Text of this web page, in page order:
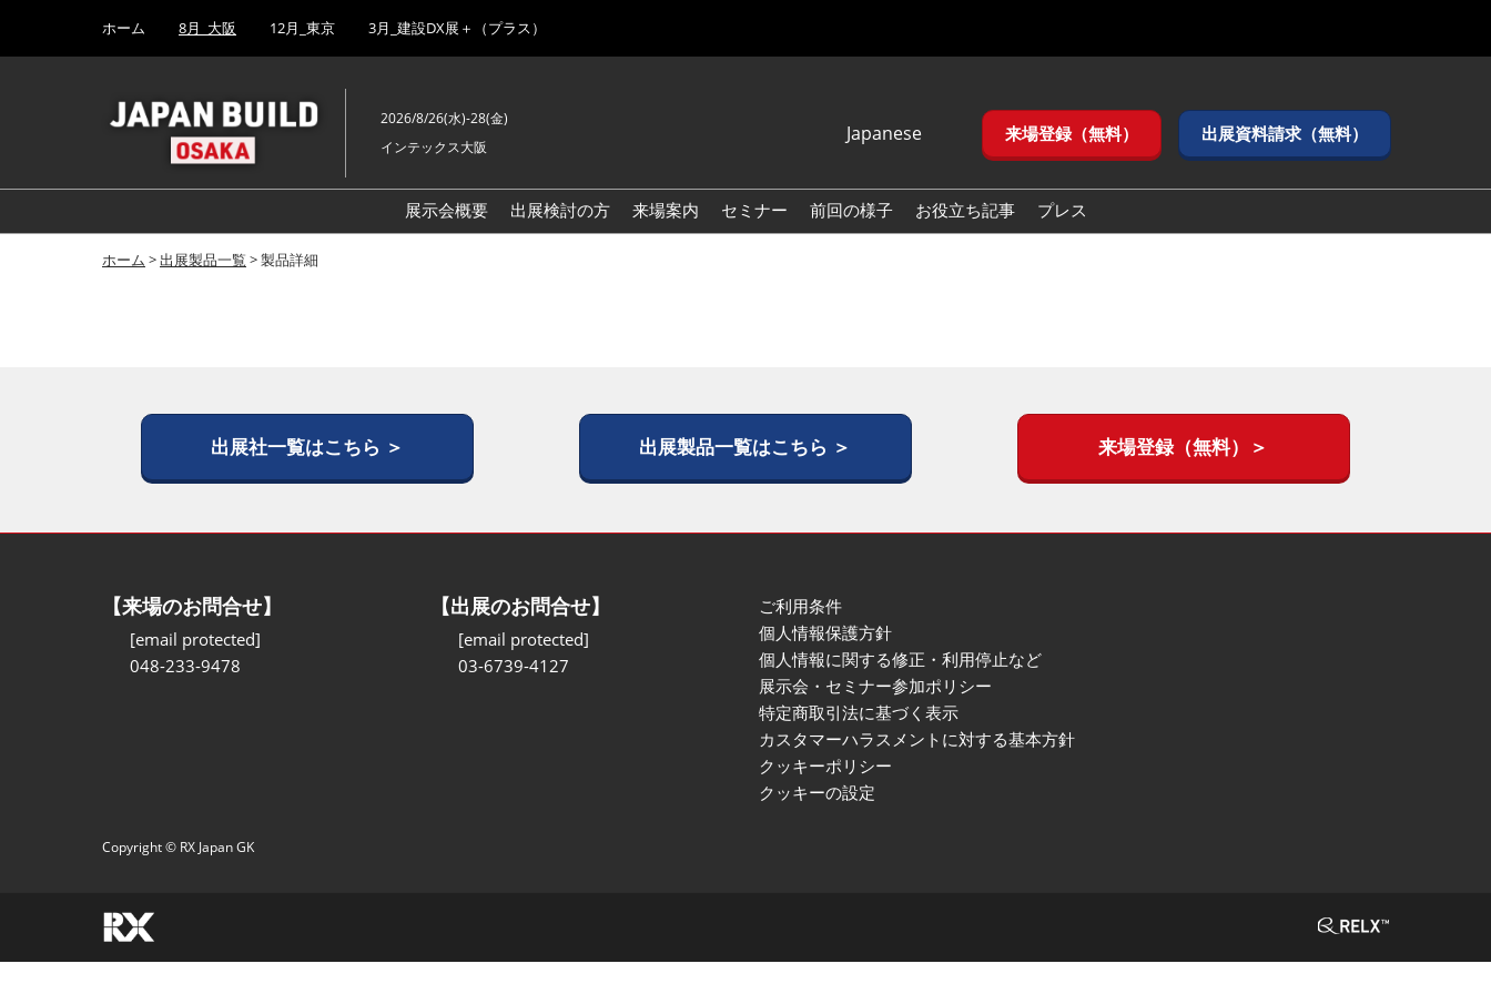
キ
し
to
ホーム 8月_大阪 12月_東京 3月_建設DX展＋（プラス）
2026/8/26(水)-28(金)
インテックス大阪
Japanese
English
Korean (Naver
来場登録（無料） 出展資料請求（無料）
展示会概要 出展検討の方 来場案内 セミナー 前回の様子 お役立ち記事 プレス
ホーム >出展製品一覧 > 製品詳細
出展社一覧はこちら ＞ 出展製品一覧はこちら ＞ 来場登録（無料）＞
【来場のお問合せ】
[email protected]
048-233-9478
【出展のお問合せ】
[email protected]
03-6739-4127
ご利用条件
個人情報保護方針
個人情報に関する修正・利用停止など
展示会・セミナー参加ポリシー
特定商取引法に基づく表示
カスタマーハラスメントに対する基本方針
クッキーポリシー
クッキーの設定
Copyright © RX Japan GK